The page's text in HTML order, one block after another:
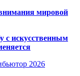
мировой
с искусственным
2026